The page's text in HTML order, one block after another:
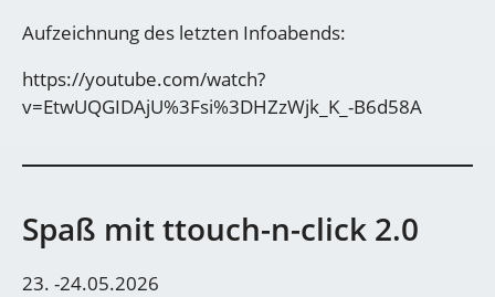
Aufzeichnung des letzten Infoabends:
https://youtube.com/watch?
v=EtwUQGIDAjU%3Fsi%3DHZzWjk_K_-B6d58A
Spaß mit ttouch-n-click 2.0
23. -24.05.2026